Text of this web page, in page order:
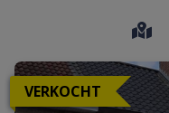
VERKOCHT